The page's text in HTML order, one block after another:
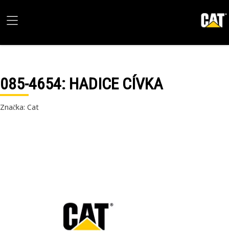
085-4654: HADICE CÍVKA
Značka: Cat